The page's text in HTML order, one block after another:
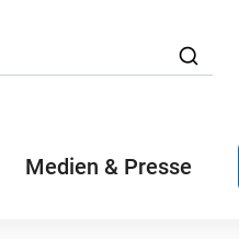
Medien & Presse